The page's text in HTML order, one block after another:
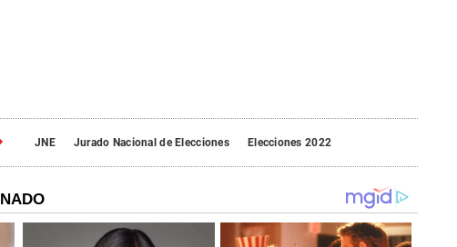
JNE Jurado Nacional de Elecciones Elecciones 2022